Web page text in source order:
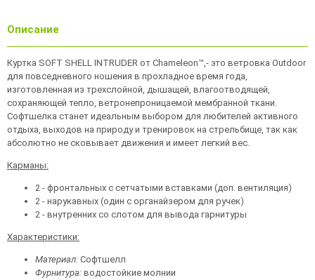
Описание
Куртка SOFT SHELL INTRUDER от Chameleon™,- это ветровка Outdoor
для повседневного ношения в прохладное время года,
изготовленная из трехслойной, дышащей, влагоотводящей,
сохраняющей тепло, ветронепроницаемой мембранной ткани.
Софтшелка станет идеальным выбором для любителей активного
отдыха, выходов на природу и тренировок на стрельбище, так как
абсолютно не сковывает движения и имеет легкий вес.
Карманы:
2 - фронтальных с сетчатыми вставками (доп. вентиляция)
2 - нарукавных (один с органайзером для ручек)
2 - внутренних со слотом для вывода гарнитуры
Характеристики:
Материал: Cофтшелл
Фурнитура: водостойкие молнии